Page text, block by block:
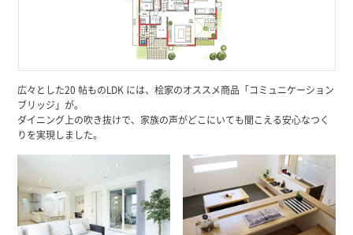
広々とした20 帖ものLDK には、桧家のオススメ商品「コミュニケーション
ブリッジ」が。
ダイニング上の吹き抜けで、家族の声がどこにいても聞こえる安心なつく
りを実現しました。